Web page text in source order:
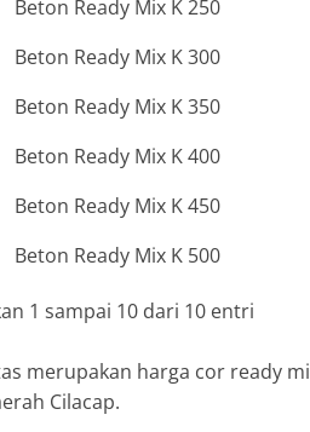
Beton Ready Mix K 250
Beton Ready Mix K 300
Beton Ready Mix K 350
Beton Ready Mix K 400
Beton Ready Mix K 450
Beton Ready Mix K 500
1 sampai 10 dari 10 entri
merupakan harga cor ready
Cilacap.